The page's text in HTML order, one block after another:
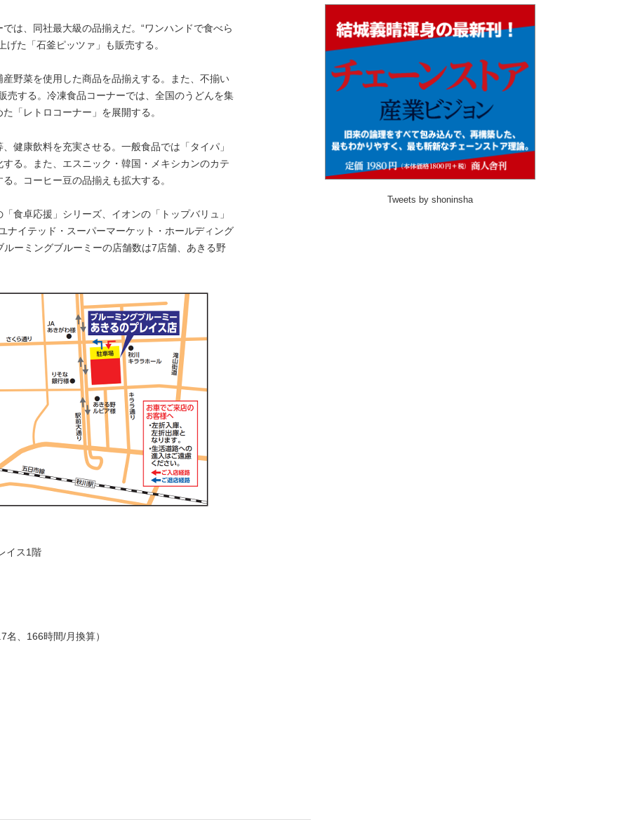
は、同社最大級の品揃えだ。“ワンハンドで食べら
た「石釜ピッツァ」も販売する。
野菜を使用した商品を品揃えする。また、不揃い
売する。冷凍食品コーナーでは、全国のうどんを集
「レトロコーナー」を展開する。
健康飲料を充実させる。一般食品では「タイパ」
る。また、エスニック・韓国・メキシカンのカテ
。コーヒー豆の品揃えも拡大する。
食卓応援」シリーズ、イオンの「トップバリュ」
ナイテッド・スーパーマーケット・ホールディング
ーミングブルーミーの店舗数は7店舗、あきる野
イス1階
、166時間/月換算）
Tweets by shoninsha